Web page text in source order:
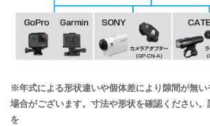
※年式による形状違いや個体差により隙間が無
場合がございます。寸法や形状を確認ください
を